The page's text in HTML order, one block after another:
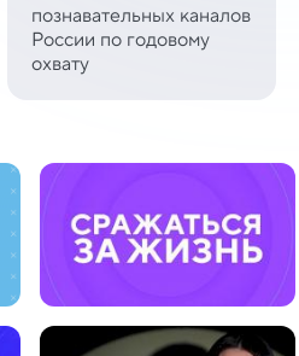
познавательных каналов
России по годовому
охвату